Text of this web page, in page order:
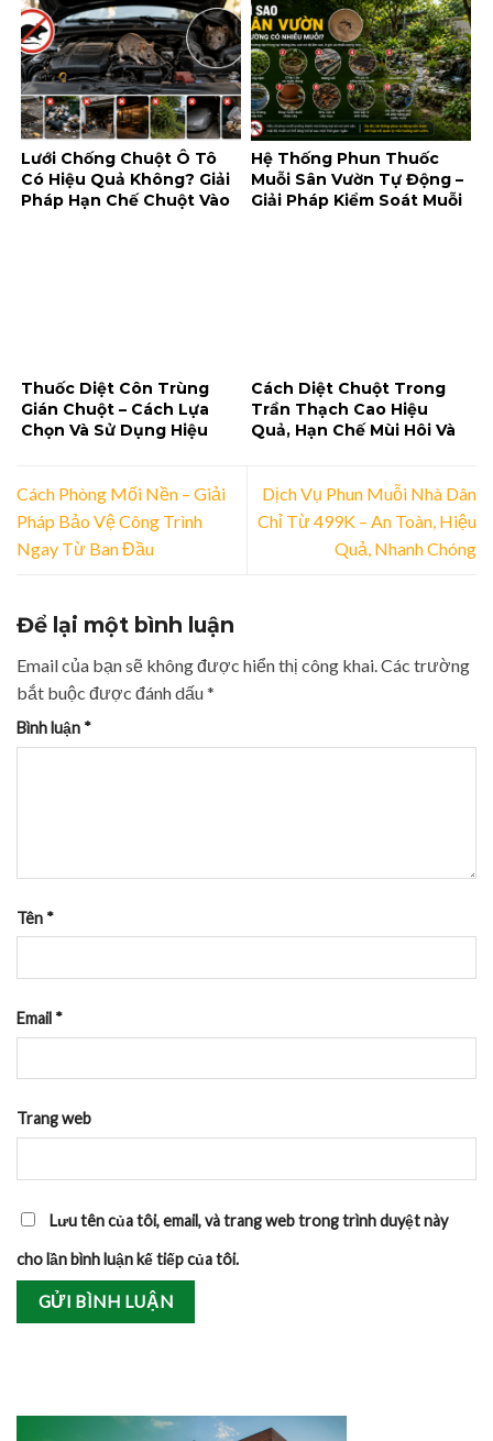
Lưới Chống Chuột Ô Tô
Có Hiệu Quả Không? Giải
Pháp Hạn Chế Chuột Vào
Hệ Thống Phun Thuốc
Muỗi Sân Vườn Tự Động –
Giải Pháp Kiểm Soát Muỗi
Thuốc Diệt Côn Trùng
Gián Chuột – Cách Lựa
Chọn Và Sử Dụng Hiệu
Cách Diệt Chuột Trong
Trần Thạch Cao Hiệu
Quả, Hạn Chế Mùi Hôi Và
Cách Phòng Mối Nền – Giải
Pháp Bảo Vệ Công Trình
Ngay Từ Ban Đầu
Dịch Vụ Phun Muỗi Nhà Dân
Chỉ Từ 499K – An Toàn, Hiệu
Quả, Nhanh Chóng
Để lại một bình luận
Email của bạn sẽ không được hiển thị công khai.Các trường
bắt buộc được đánh dấu*
Bình luận *
Tên *
Email *
Trang web
Lưu tên của tôi, email, và trang web trong trình duyệt này
cho lần bình luận kế tiếp của tôi.